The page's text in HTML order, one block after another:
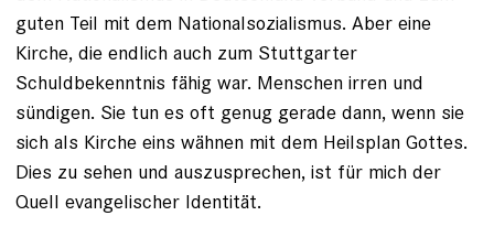
guten Teil mit dem Nationalsozialismus. Aber eine
Kirche, die endlich auch zum Stuttgarter
Schuldbekenntnis fähig war. Menschen irren und
sündigen. Sie tun es oft genug gerade dann, wenn sie
sich als ­Kirche eins wähnen mit dem Heilsplan Gottes.
Dies zu sehen und auszusprechen, ist für mich der
Quell evangelischer Identität.